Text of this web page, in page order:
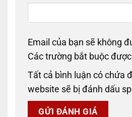
Email của bạn sẽ không
Các trường bắt buộc
Tất cả bình luận có chứa
website sẽ bị đánh dấu